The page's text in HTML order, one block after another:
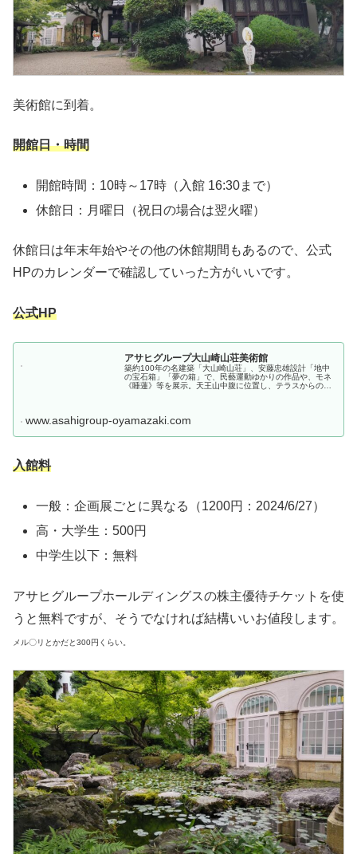
美術館に到着。
開館日・時間
開館時間：10時～17時（入館 16:30まで）
休館日：月曜日（祝日の場合は翌火曜）
休館日は年末年始やその他の休館期間もあるので、公式
HPのカレンダーで確認していった方がいいです。
公式HP
アサヒグループ大山崎山荘美術館
築約100年の名建築「大山崎山荘」、安藤忠雄設計「地中
の宝石箱」「夢の箱」で、民藝運動ゆかりの作品や、モネ
《睡蓮》等を展示。天王山中腹に位置し、テラスからの絶
www.asahigroup-oyamazaki.com
入館料
一般：企画展ごとに異なる（1200円：2024/6/27）
高・大学生：500円
中学生以下：無料
アサヒグループホールディングスの株主優待チケットを使
うと無料ですが、そうでなければ結構いいお値段します。
メル〇リとかだと300円くらい。